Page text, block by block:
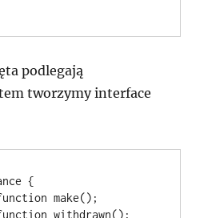
podlegają
tworzymy interface
{